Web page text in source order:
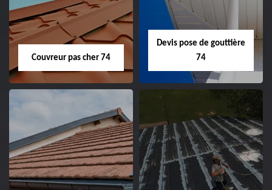
Couvreur pas cher 74
Devis pose de gouttière
74